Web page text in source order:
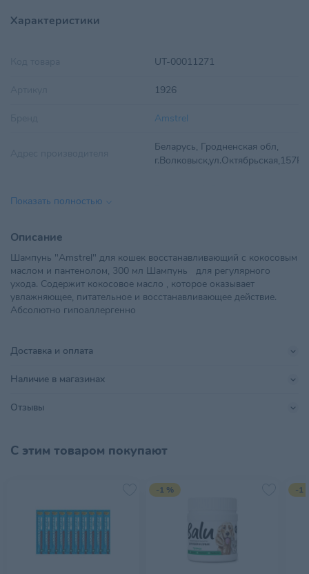
Характеристики
UT-00011271
1926
Amstrel
Беларусь, Гродненская обл,
г.Волковыск,ул.Октябрьская,157Р
Объем 300 мл
Поставщик Гербик
Производитель
Страна происхождения
Тип питомца
Тип упаковки
Показать полностью
Описание
Шампунь "Amstrel" для кошек восстанавливающий с кокосовым
маслом и пантенолом, 300 мл Шампунь для регулярного
ухода. Содержит кокосовое масло , которое оказывает
увлажняющее, питательное и восстанавливающее действие.
Абсолютно гипоаллергенно
Доставка и оплата
Наличие в магазинах
Отзывы
С этим товаром покупают
-1 % -1